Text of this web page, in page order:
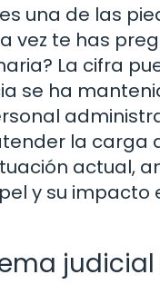
una de las
vez te has
La cifra
se ha
la carga
actual,
y su